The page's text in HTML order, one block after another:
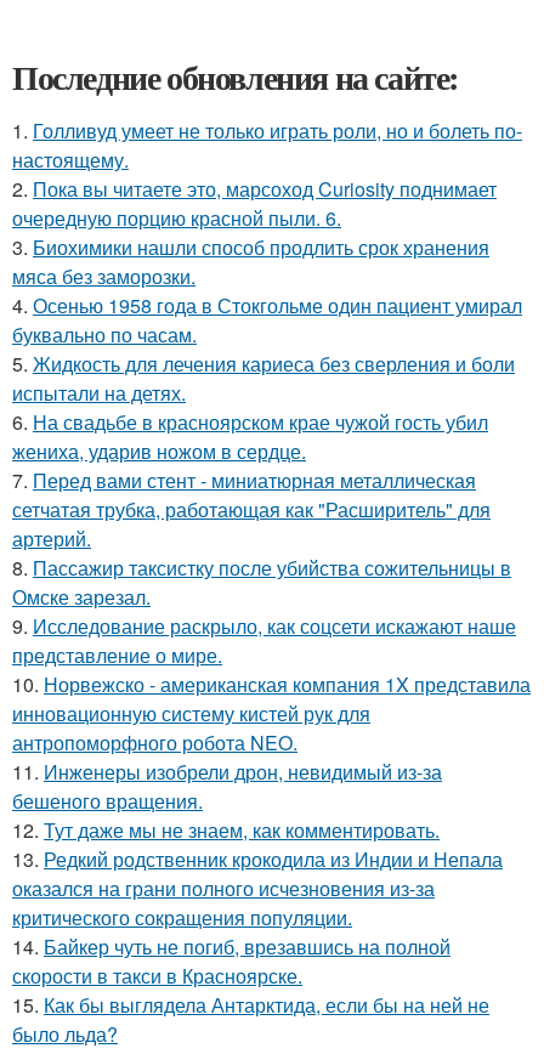
Последние обновления на сайте:
1. Голливуд умеет не только играть роли, но и болеть по-
настоящему.
2. Пока вы читаете это, марсоход Curiosity поднимает
очередную порцию красной пыли. 6.
3. Биохимики нашли способ продлить срок хранения
мяса без заморозки.
4. Осенью 1958 года в Стокгольме один пациент умирал
буквально по часам.
5. Жидкость для лечения кариеса без сверления и боли
испытали на детях.
6. На свадьбе в красноярском крае чужой гость убил
жениха, ударив ножом в сердце.
7. Перед вами стент - миниатюрная металлическая
сетчатая трубка, работающая как "Расширитель" для
артерий.
8. Пассажир таксистку после убийства сожительницы в
Омске зарезал.
9. Исследование раскрыло, как соцсети искажают наше
представление о мире.
10. Норвежско - американская компания 1X представила
инновационную систему кистей рук для
антропоморфного робота NEO.
11. Инженеры изобрели дрон, невидимый из-за
бешеного вращения.
12. Тут даже мы не знаем, как комментировать.
13. Редкий родственник крокодила из Индии и Непала
оказался на грани полного исчезновения из-за
критического сокращения популяции.
14. Байкер чуть не погиб, врезавшись на полной
скорости в такси в Красноярске.
15. Как бы выглядела Антарктида, если бы на ней не
было льда?